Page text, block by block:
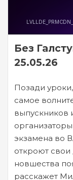
Без
25.05.26
Позади
самое
выпускников
экзамена во
откроют свои
новшества
расскажет